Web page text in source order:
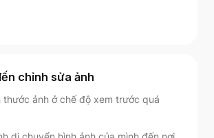
chỉnh sửa ảnh
thước ảnh ở chế độ xem trước quá